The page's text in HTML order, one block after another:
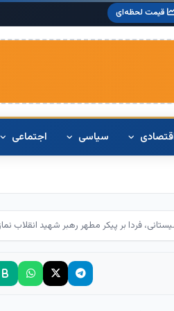
قیمت لحظه‌ای
سیاسی اجتماعی
فردا بر پیکر مطهر رهبر شهید انقلاب